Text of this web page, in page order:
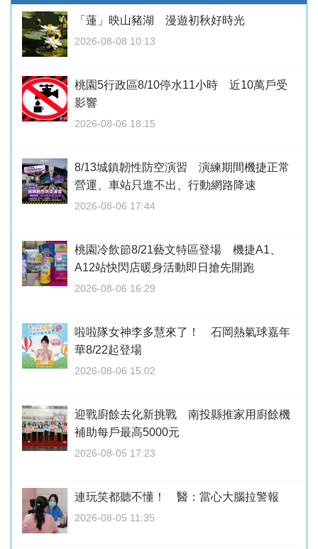
「蓮」映山豬湖 漫遊初秋好時光
2026-08-08 10:13
桃園5行政區8/10停水11小時 近10萬戶受
影響
2026-08-06 18:15
8/13城鎮韌性防空演習 演練期間機捷正常
營運、車站只進不出、行動網路降速
2026-08-06 17:44
桃園冷飲節8/21藝文特區登場 機捷A1、
A12站快閃店暖身活動即日搶先開跑
2026-08-06 16:29
啦啦隊女神李多慧來了！ 石岡熱氣球嘉年
華8/22起登場
2026-08-06 15:02
迎戰廚餘去化新挑戰 南投縣推家用廚餘機
補助每戶最高5000元
2026-08-05 17:23
連玩笑都聽不懂！ 醫：當心大腦拉警報
2026-08-05 11:35